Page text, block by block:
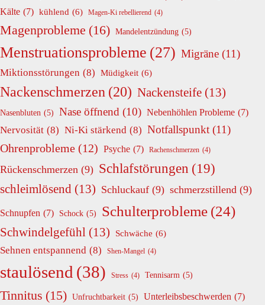
Kälte (7) kühlend (6) Magen-Ki rebellierend (4)
Magenprobleme (16) Mandelentzündung (5)
Menstruationsprobleme (27) Migräne (11)
Miktionsstörungen (8) Müdigkeit (6)
Nackenschmerzen (20) Nackensteife (13)
Nasenbluten (5) Nase öffnend (10) Nebenhöhlen Probleme (7)
Nervosität (8) Ni-Ki stärkend (8) Notfallspunkt (11)
Ohrenprobleme (12) Psyche (7) Rachenschmerzen (4)
Rückenschmerzen (9) Schlafstörungen (19)
schleimlösend (13) Schluckauf (9) schmerzstillend (9)
Schnupfen (7) Schock (5) Schulterprobleme (24)
Schwindelgefühl (13) Schwäche (6)
Sehnen entspannend (8) Shen-Mangel (4)
staulösend (38) Stress (4) Tennisarm (5)
Tinnitus (15) Unfruchtbarkeit (5) Unterleibsbeschwerden (7)